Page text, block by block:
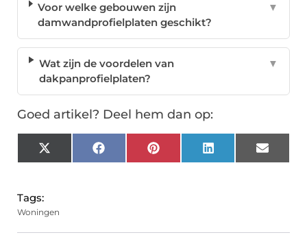
Voor welke gebouwen zijn
damwandprofielplaten geschikt?
▼
Wat zijn de voordelen van
dakpanprofielplaten?
▼
Goed artikel? Deel hem dan op:
X
(Twitter)
FacebookPinterest LinkedIn Email
Tags:
Woningen